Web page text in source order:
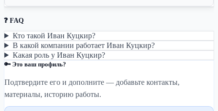
❓ FAQ
Кто такой Иван Куцкир?
В какой компании работает Иван Куцкир?
Какая роль у Иван Куцкир?
🔑 Это ваш профиль?
Подтвердите его и дополните — добавьте контакты,
материалы, историю работы.